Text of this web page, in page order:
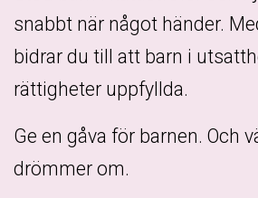
snabbt när något händer.
bidrar du till att barn i
rättigheter uppfyllda.
Ge en gåva för barnen. Och
drömmer om.